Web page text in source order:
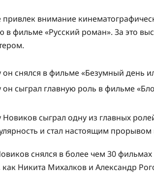
привлек внимание
в фильме «Русский роман». За это
он снялся в фильме «Безумный день
он сыграл главную роль в фильме
Новиков сыграл одну из главных
и стал настоящим прорывом
снялся в более чем 30
Никита Михалков и Александр